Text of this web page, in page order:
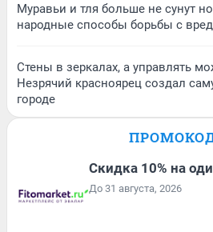
Муравьи и тля больше не сунут
народные способы борьбы с
Стены в зеркалах, а управлять
Незрячий красноярец создал
городе
Скидка 10% на
До 31 августа, 2026